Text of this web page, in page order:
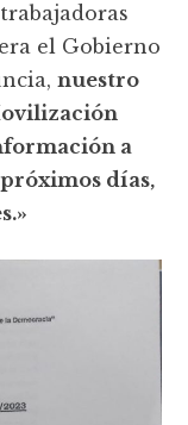
el Gobierno
nuestro
a
días,